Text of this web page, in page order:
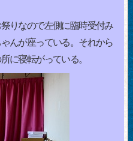
りなので左側に臨時受付み
んが座っている。それから
に寝転がっている。